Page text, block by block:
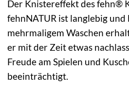
Der Knistereffekt des fehn®
fehnNATUR ist langlebig und
mehrmaligem Waschen
er mit der Zeit etwas
Freude am Spielen und
beeinträchtigt.